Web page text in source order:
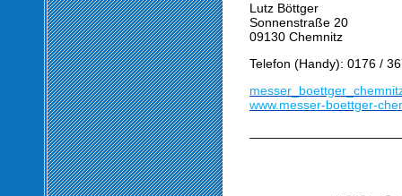
Lutz Böttger
Sonnenstraße 20
09130 Chemnitz
Telefon (Handy): 0176 /
www.messer-boettger-